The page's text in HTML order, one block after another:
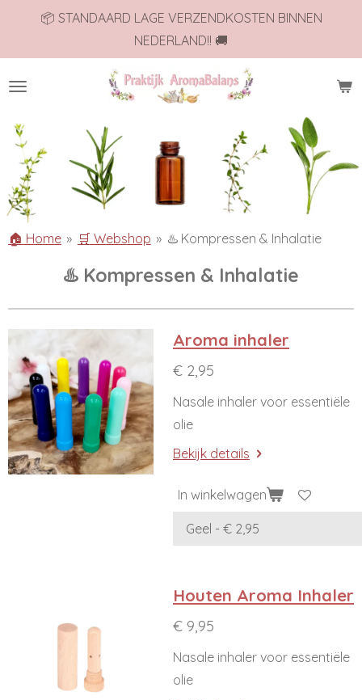
de
📦 STANDAARD LAGE VERZENDKOSTEN BINNEN
NEDERLAND!! 🚚
🏠 Home » 🛒 Webshop » ♨️ Kompressen & Inhalatie
♨️ Kompressen & Inhalatie
Aroma inhaler
€ 2,95
Nasale inhaler voor essentiële
olie
Bekijk details
In winkelwagen
Houten Aroma Inhaler
€ 9,95
Nasale inhaler voor essentiële
olie